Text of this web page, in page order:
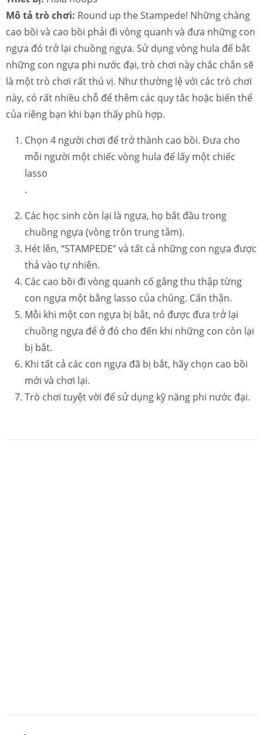
Mô tả trò chơi: Round up the Stampede! Những chàng
cao bồi và cao bồi phải đi vòng quanh và đưa những con
ngựa đó trở lại chuồng ngựa. Sử dụng vòng hula để bắt
những con ngựa phi nước đại, trò chơi này chắc chắn sẽ
là một trò chơi rất thú vị. Như thường lệ với các trò chơi
này, có rất nhiều chỗ để thêm các quy tắc hoặc biến thể
của riêng bạn khi bạn thấy phù hợp.
Chọn 4 người chơi để trở thành cao bồi. Đưa cho
mỗi người một chiếc vòng hula để lấy một chiếc
lasso
.
Các học sinh còn lại là ngựa, họ bắt đầu trong
chuồng ngựa (vòng tròn trung tâm).
Hét lên, “STAMPEDE” và tất cả những con ngựa được
thả vào tự nhiên.
Các cao bồi đi vòng quanh cố gắng thu thập từng
con ngựa một bằng lasso của chúng. Cẩn thận.
Mỗi khi một con ngựa bị bắt, nó được đưa trở lại
chuồng ngựa để ở đó cho đến khi những con còn lại
bị bắt.
Khi tất cả các con ngựa đã bị bắt, hãy chọn cao bồi
mới và chơi lại.
Trò chơi tuyệt vời để sử dụng kỹ năng phi nước đại.